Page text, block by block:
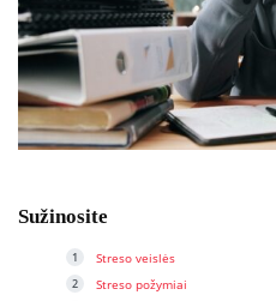
Sužinosite
Streso veislės
Streso požymiai